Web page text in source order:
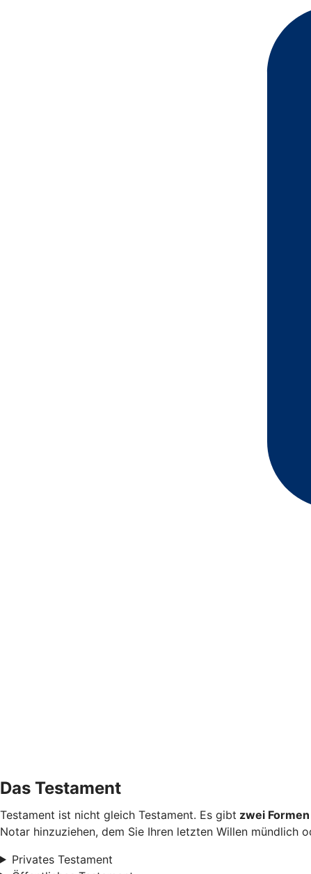
Das Testament
Testament ist nicht gleich Testament. Es gibt zwei
Notar hinzuziehen, dem Sie Ihren letzten Willen mündlich
Privates Testament